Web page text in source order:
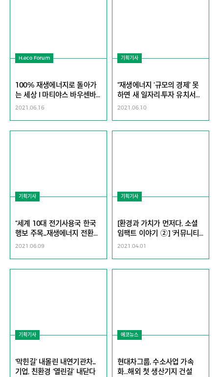
H.eco Forum
100% 재생에너지로 돌아가
는 세상 l 마티야스 바우센바
인(Matthias Bausenwein)
2021.06.16
기획기사
“재생에너지 ‘규모의 경제’ 못
하면 새 일자리·투자 유치서
소외될 것”
2021.06.10
기획기사
“세계 10대 전기사용국 한국
행보 주목...재생에너지 전환
수용땐 가장 큰 이익 거둘 것”
2021.06.09
기획기사
[환경과 가치가 먼저다, 소셜
임팩트 이야기 ②] ‘커뮤니티
펀딩’을 아세요?…루트에너지
2021.04.01
기획기사
‘막힌길’ 내몰린 내연기관차...
기업, 친환경 ‘열린길’ 내닫다
에코뉴스
현대차그룹, 수소사업 가속
화…해외 첫 생산기지 건설